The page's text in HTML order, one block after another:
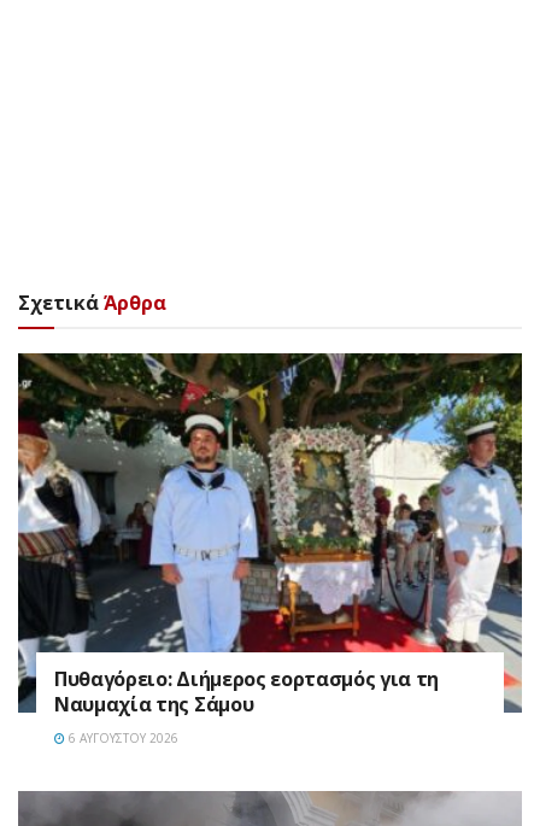
ΣχετικάΆρθρα
Πυθαγόρειο: Διήμερος εορτασμός για τη
Ναυμαχία της Σάμου
6 ΑΥΓΟΎΣΤΟΥ 2026